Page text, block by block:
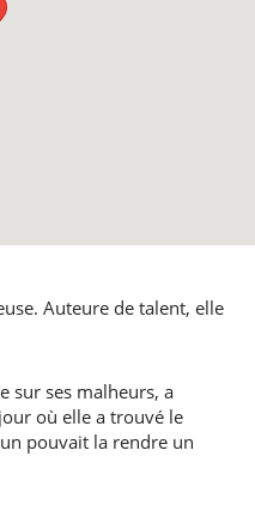
Auteure de talent, elle
sur ses malheurs, a
où elle a trouvé le
pouvait la rendre un